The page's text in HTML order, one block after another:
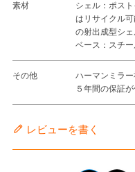
素材
シェル：ポス
はリサイクル
の射出成型シ
ベース：スチー
その他
ハーマンミラー
５年間の保証が
レビューを書く